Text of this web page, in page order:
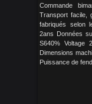
Commande
Transport facile,
fabriqués selon
2ans Données
S640% Voltage
Dimensions
Puissance de